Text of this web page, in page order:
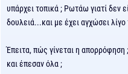
υπάρχει τοπικά ; Ρωτάω γιατί δεν
δουλειά...και με έχει αγχώσει
Έπειτα, πώς γίνεται η απορρόφηση
και έπεσαν όλα ;